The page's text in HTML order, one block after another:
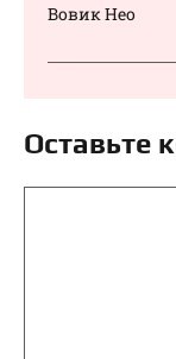
Вовик Нео
Оставьте